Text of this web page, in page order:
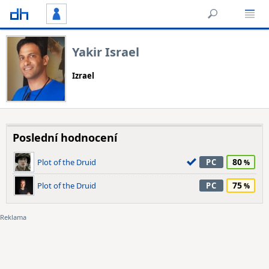
Yakir Israel
Izrael
Poslední hodnocení
Plot of the Druid PC 80
Plot of the Druid PC 75